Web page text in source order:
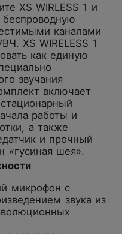
XS WIRLESS 1 и
каналами
XS WIRELESS 1
как единую
звучания
включает
работы и
а также
и прочный
«гусиная шея».
микрофон с
звука из